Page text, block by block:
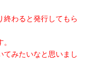
終わると発行してもら
てみたいなと思いまし